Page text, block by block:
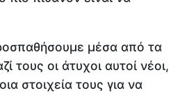
μέσα από τα
τους οι άτυχοι αυτοί νέοι,
στοιχεία τους για να